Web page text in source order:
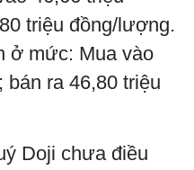
triệu đồng/lượng.
ở mức: Mua vào
ra 46,80 triệu
Doji chưa điều